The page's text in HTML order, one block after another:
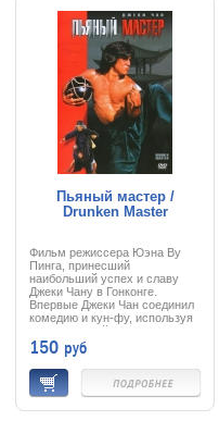
одно и то же лицо. Все эти
превращения оказались
возможными благодаря
волшебным орешкам, в одном
из которых находился и
свадебный подарок для
Золушки.
Пьяный мастер /
Drunken Master
Фильм режиссера Юэна Ву
Пинга, принесший
наибольший успех и славу
Джеки Чану в Гонконге.
Впервые Джеки Чан соединил
комедию и кун-фу, используя
традиционный прием
китайских боевых искусств,
когда боец `притворяется`
пьяным. Джеки Чан играет
юношу, прозванного за
веселый нрав `Озорной
Пантерой`. Многолетние
150 руб